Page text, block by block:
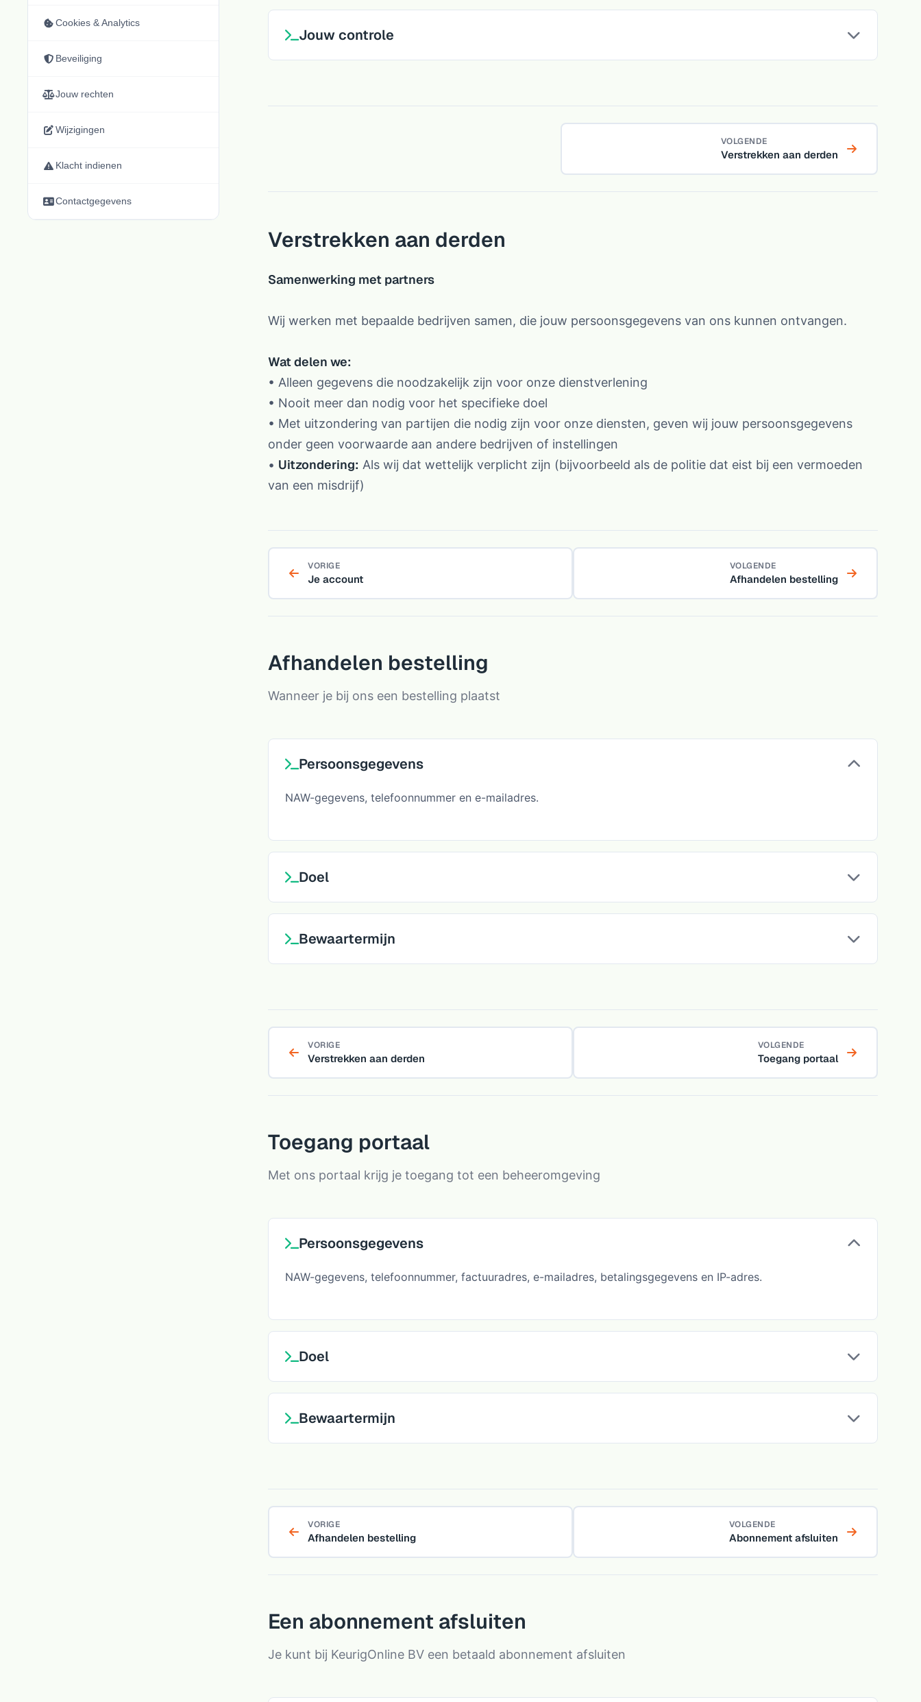
Cookies & Analytics
Beveiliging
Jouw rechten
Wijzigingen
Klacht indienen
Contactgegevens
Jouw controle
VOLGENDE
Verstrekken aan derden
Verstrekken aan derden
Samenwerking met partners
Wij werken met bepaalde bedrijven samen, die jouw persoonsgegevens van ons kunnen ontvangen.
Wat delen we:
• Alleen gegevens die noodzakelijk zijn voor onze dienstverlening
• Nooit meer dan nodig voor het specifieke doel
• Met uitzondering van partijen die nodig zijn voor onze diensten, geven wij jouw persoonsgegevens
onder geen voorwaarde aan andere bedrijven of instellingen
• Uitzondering: Als wij dat wettelijk verplicht zijn (bijvoorbeeld als de politie dat eist bij een vermoeden
van een misdrijf)
VORIGE
Je account
VOLGENDE
Afhandelen bestelling
Afhandelen bestelling
Wanneer je bij ons een bestelling plaatst
Persoonsgegevens
NAW-gegevens, telefoonnummer en e-mailadres.
Doel
Bewaartermijn
VORIGE
Verstrekken aan derden
VOLGENDE
Toegang portaal
Toegang portaal
Met ons portaal krijg je toegang tot een beheeromgeving
Persoonsgegevens
NAW-gegevens, telefoonnummer, factuuradres, e-mailadres, betalingsgegevens en IP-adres.
Doel
Bewaartermijn
VORIGE
Afhandelen bestelling
VOLGENDE
Abonnement afsluiten
Een abonnement afsluiten
Je kunt bij KeurigOnline BV een betaald abonnement afsluiten